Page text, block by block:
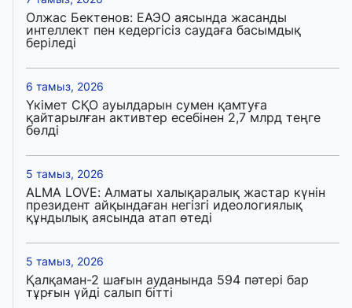
Олжас Бектенов: ЕАЭО аясында жасанды
интеллект пен кедергісіз саудаға басымдық
беріледі
6 тамыз, 2026
Үкімет СҚО ауылдарын сумен қамтуға
қайтарылған активтер есебінен 2,7 млрд теңге
бөлді
5 тамыз, 2026
ALMA LOVE: Алматы халықаралық жастар күнін
президент айқындаған негізгі идеологиялық
құндылық аясында атап өтеді
5 тамыз, 2026
Қалқаман-2 шағын ауданында 594 пәтері бар
тұрғын үйді салып бітті